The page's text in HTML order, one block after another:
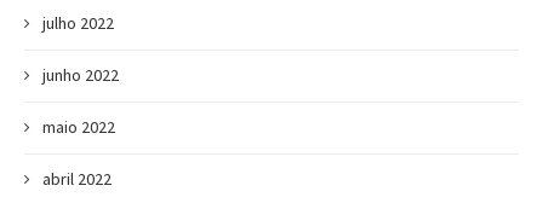
julho 2022
junho 2022
maio 2022
abril 2022